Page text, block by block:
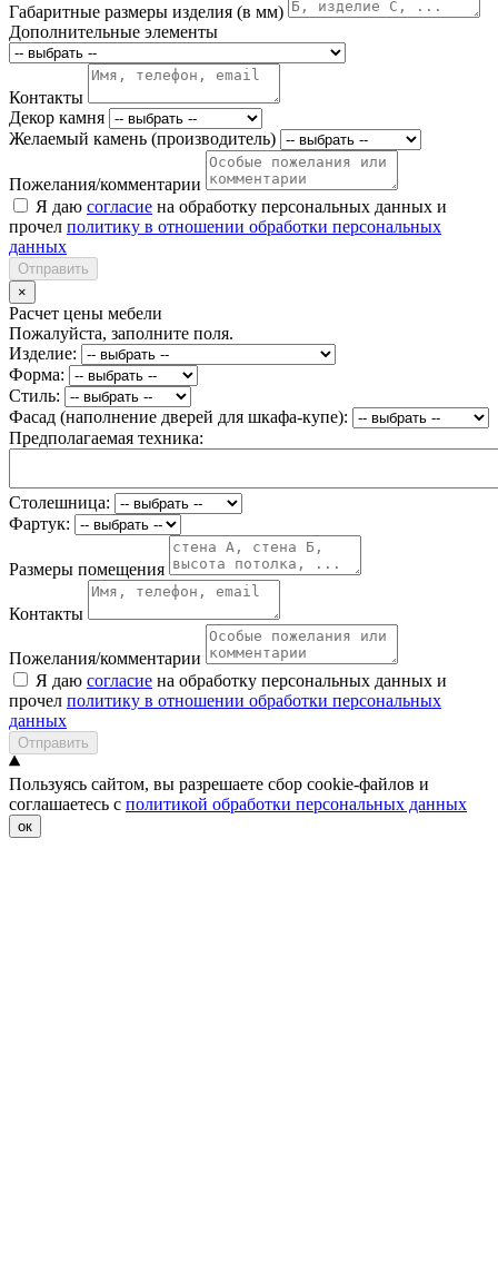
Габаритные размеры изделия (в мм)
Дополнительные элементы
Контакты
Декор камня
Желаемый камень (производитель)
Пожелания/комментарии
Я даю согласие на обработку персональных данных и
прочел политику в отношении обработки персональных
данных
Отправить
×
Расчет цены мебели
Пожалуйста, заполните поля.
Изделие:
Форма:
Стиль:
Фасад (наполнение дверей для шкафа-купе):
Предполагаемая техника:
Столешница:
Фартук:
Размеры помещения
Контакты
Пожелания/комментарии
Я даю согласие на обработку персональных данных и
прочел политику в отношении обработки персональных
данных
Отправить
Пользуясь сайтом, вы разрешаете сбор cookie-файлов и
соглашаетесь с политикой обработки персональных данных
ок